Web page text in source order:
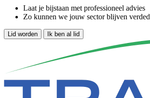
Laat je bijstaan met professioneel advies
Zo kunnen we jouw sector blijven
Lid worden Ik ben al lid